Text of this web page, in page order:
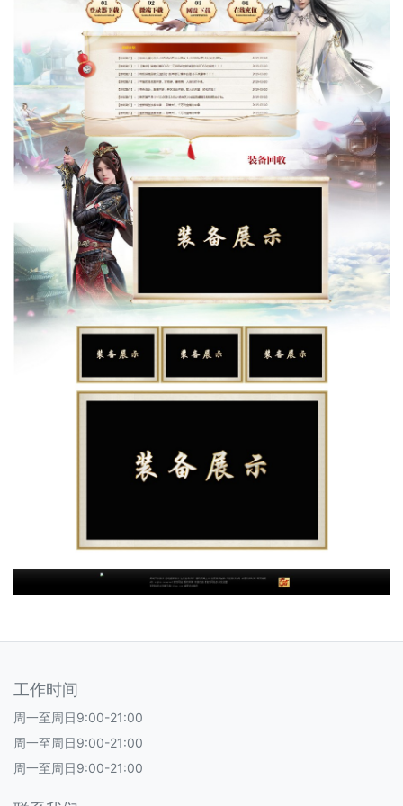
工作时间
周一至周日9:00-21:00
周一至周日9:00-21:00
周一至周日9:00-21:00